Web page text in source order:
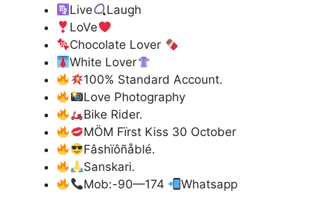
Live
Laugh
LoVe
Chocolate Lover
White Lover
100% Standard Account.
Love Photography
Bike Rider.
MÖM Fïrst Kiss 30 October
Fâshïôñåblé.
Sanskari.
Mob:-90—174
Whatsapp